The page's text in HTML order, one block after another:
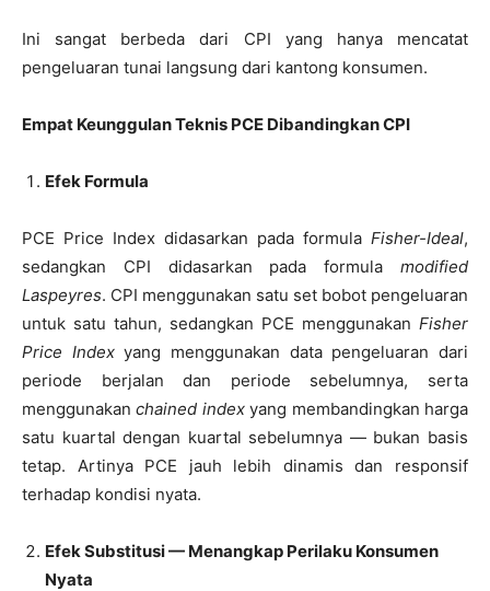
Ini sangat berbeda dari CPI yang hanya mencatat
pengeluaran tunai langsung dari kantong konsumen.
Empat Keunggulan Teknis PCE Dibandingkan CPI
Efek Formula
PCE Price Index didasarkan pada formula Fisher-Ideal,
sedangkan CPI didasarkan pada formula modified
Laspeyres. CPI menggunakan satu set bobot pengeluaran
untuk satu tahun, sedangkan PCE menggunakan Fisher
Price Indexyang menggunakan data pengeluaran dari
periode berjalan dan periode sebelumnya, serta
menggunakanchained indexyang membandingkan harga
satu kuartal dengan kuartal sebelumnya — bukan basis
tetap. Artinya PCE jauh lebih dinamis dan responsif
terhadap kondisi nyata.
Efek Substitusi — Menangkap Perilaku Konsumen
Nyata